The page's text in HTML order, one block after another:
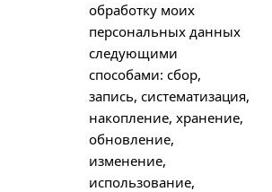
обработку моих
персональных данных
следующими
способами: сбор,
запись, систематизация,
накопление, хранение,
обновление,
изменение,
использование,